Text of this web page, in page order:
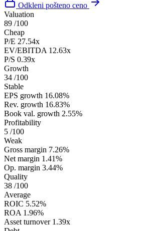
Odkleni pošteno ceno
Valuation
89 /100
Cheap
P/E 27.54x
EV/EBITDA 12.63x
P/S 0.39x
Growth
34 /100
Stable
EPS growth 16.08%
Rev. growth 16.83%
Book val. growth 2.55%
Profitability
5 /100
Weak
Gross margin 7.26%
Net margin 1.41%
Op. margin 3.44%
Quality
38 /100
Average
ROIC 5.52%
ROA 1.96%
Asset turnover 1.39x